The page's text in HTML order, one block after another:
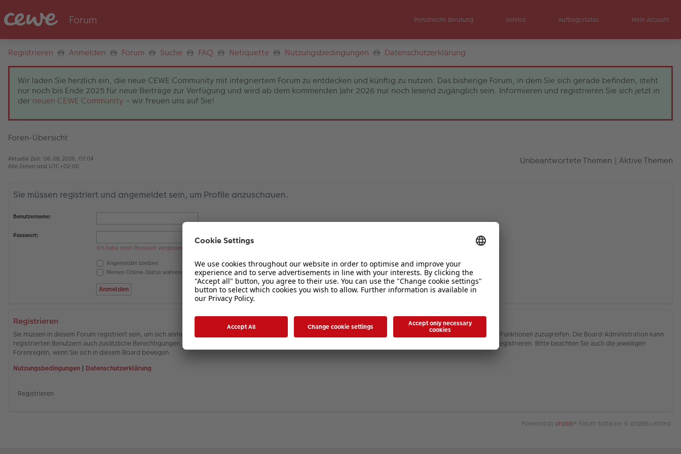
Persönliche Beratung Service Auftragsstatus Mein Account
Registrieren Anmelden Forum Suche FAQ Netiquette Nutzungsbedingungen Datenschutzerklärung
Wir laden Sie herzlich ein, die neue CEWE Community mit integriertem Forum zu entdecken und künftig zu nutzen. Das bisherige Forum, in dem Sie sich gerade befinden, steht
nur noch bis Ende 2025 für neue Beiträge zur Verfügung und wird ab dem kommenden Jahr 2026 nur noch lesend zugänglich sein. Informieren und registrieren Sie sich jetzt in
der neuen CEWE Community – wir freuen uns auf Sie!
Foren-Übersicht
Aktuelle Zeit: 06.08.2026, 07:04
Alle Zeiten sind UTC+02:00 Unbeantwortete Themen | Aktive Themen
Sie müssen registriert und angemeldet sein, um Profile anzuschauen.
Benutzername:
Passwort:
Ich habe mein Passwort vergessen
Angemeldet bleiben
Meinen Online-Status während dieser Sitzung verbergen
Registrieren
Sie müssen in diesem Forum registriert sein, um sich anmelden zu können. Die Registrierung ist in wenigen Augenblicken erledigt und ermöglicht es Ihnen, auf weitere Funktionen zuzugreifen. Die Board-Administration kann
registrierten Benutzern auch zusätzliche Berechtigungen zuweisen. Beachten Sie bitte unsere Nutzungsbedingungen und die verwandten Regelungen, bevor Sie sich registrieren. Bitte beachten Sie auch die jeweiligen
Forenregeln, wenn Sie sich in diesem Board bewegen.
Nutzungsbedingungen | Datenschutzerklärung
Registrieren
Powered by phpBB® Forum Software © phpBB Limited